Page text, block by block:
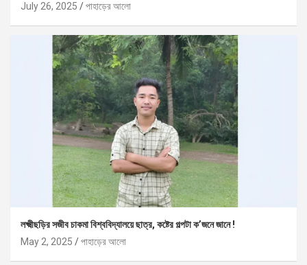
July 26, 2025
পাহাড়ের আলো
লক্ষ্মীছড়ির সজীব চাকমা বিশ্ববিদ্যালয়ে ছাত্র, কষ্টের গল্পটা ক’জনে জানে !
May 2, 2025
পাহাড়ের আলো